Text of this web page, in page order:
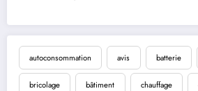
autoconsommation avis batterie
bricolage bâtiment chauffage